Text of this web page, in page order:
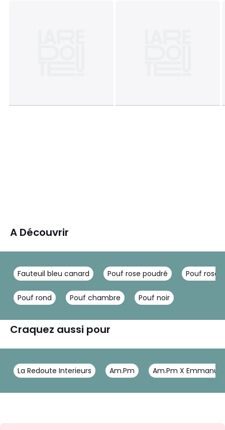
A Découvrir
Fauteuil bleu canard Pouf rose poudré Pouf rose
Pouf rond Pouf chambre Pouf noir
Craquez aussi pour
La Redoute Interieurs Am.Pm Am.Pm X